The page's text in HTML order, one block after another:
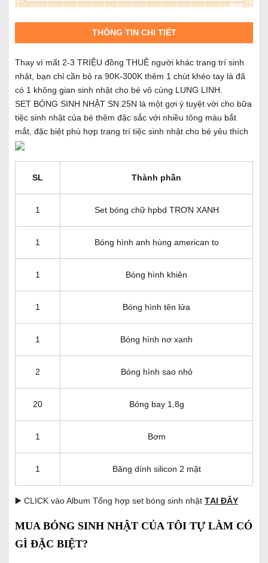
THÔNG TIN CHI TIẾT
Thay vì mất 2-3 TRIỆU đồng THUÊ người khác trang trí sinh
nhật, bạn chỉ cần bỏ ra 90K-300K thêm 1 chút khéo tay là đã
có 1 không gian sinh nhật cho bé vô cùng LUNG LINH.
SET BÓNG SINH NHẬT SN.25N là một gợi ý tuyệt vời cho bữa
tiệc sinh nhật của bé thêm đặc sắc với nhiều tông màu bắt
mắt, đặc biệt phù hợp trang trí tiệc sinh nhật cho bé yêu thích
SL Thành phần
1 Set bóng chữ hpbd TRƠN XANH
1 Bóng hình anh hùng american to
1 Bóng hình khiên
1 Bóng hình tên lửa
1 Bóng hình nơ xanh
2 Bóng hình sao nhỏ
20 Bóng bay 1,8g
1 Bơm
1 Băng dính silicon 2 mặt
▶️ CLICK vào Album Tổng hợp set bóng sinh nhật TẠI ĐÂY
MUA BÓNG SINH NHẬT CỦA TÔI TỰ LÀM CÓ
GÌ ĐẶC BIỆT?